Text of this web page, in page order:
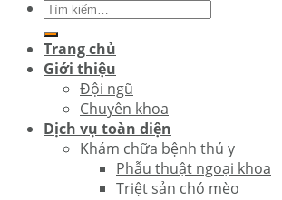
Trang chủ
Giới thiệu
Đội ngũ
Chuyên khoa
Dịch vụ toàn diện
Khám chữa bệnh thú y
Phẫu thuật ngoại khoa
Triệt sản chó mèo